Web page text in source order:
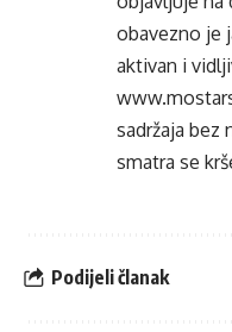
obavezno je
aktivan i
sadržaja bez
smatra se
Podijeli članak